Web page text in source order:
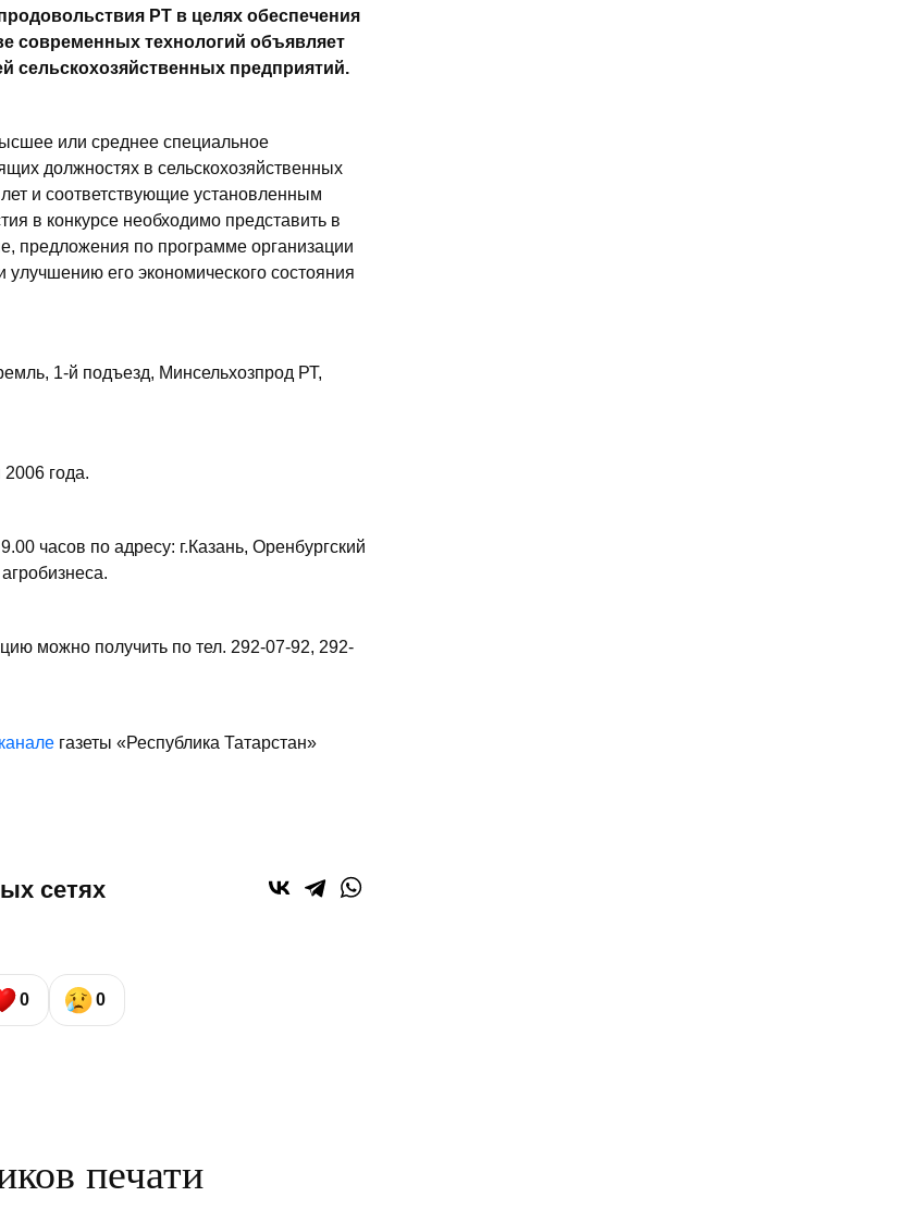
РТ в целях обеспечения
современных технологий объявляет
сельскохозяйственных предприятий.
или среднее специальное
должностях в сельскохозяйственных
и соответствующие установленным
в конкурсе необходимо представить в
предложения по программе организации
улучшению его экономического состояния
1-й подъезд, Минсельхозпрод РТ,
года.
часов по адресу: г.Казань, Оренбургский
можно получить по тел. 292-07-92, 292-
газеты «Республика Татарстан»
сетях
0 0
печати